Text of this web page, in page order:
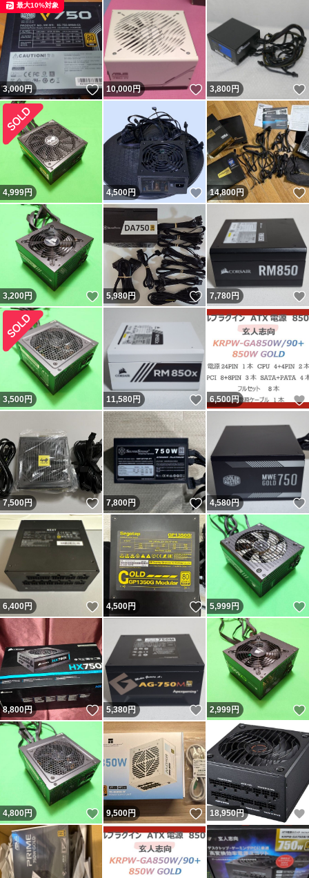
3,000円 いいね！
最大10%対象
10,000円 いいね！
3,800円
4,999円 4,500円 いいね！
14,800円
3,200円 いいね！
5,980円 いいね！
7,780円
3,500円 11,580円 いいね！
6,500 円
7,500円 いいね！
7,800円 いいね！
4,580円
6,400円 いいね！
4,500円 いいね！
5,999円
8,800円 いいね！
5,380円 いいね！
2,999円
4,800円 いいね！
9,500円 いいね！
18,950円